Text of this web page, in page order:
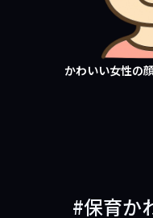
かわいい女性の
保育か